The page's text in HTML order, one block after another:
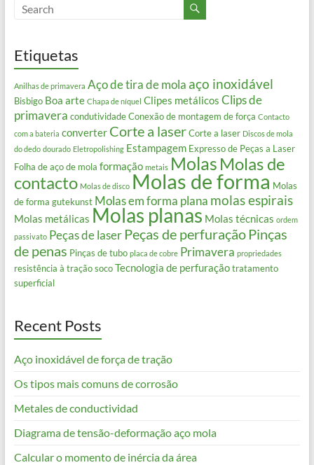
Etiquetas
Anilhas de primavera Aço de tira de mola aço inoxidável
Bisbigo Boa arte Chapa de níquel Clipes metálicos Clips de
primavera condutividade Conexão de montagem de força Contacto
com a bateria converter Corte a laser Corte a laser Discos de mola
do dedo dourado Eletropolishing Estampagem Expresso de Peças a Laser
Folha de aço de mola formação metais Molas Molas de
contacto Molas de disco Molas de forma Molas
de forma gutekunst Molas em forma plana molas espirais
Molas metálicas Molas planas Molas técnicas ordem
passivato Peças de laser Peças de perfuração Pinças
de penas Pinças de tubo placa de cobre Primavera propriedades
resistência à tração soco Tecnologia de perfuração tratamento
superficial
Recent Posts
Aço inoxidável de força de tração
Os tipos mais comuns de corrosão
Metales de conductividad
Diagrama de tensão-deformação aço mola
Calcular o momento de inércia da área